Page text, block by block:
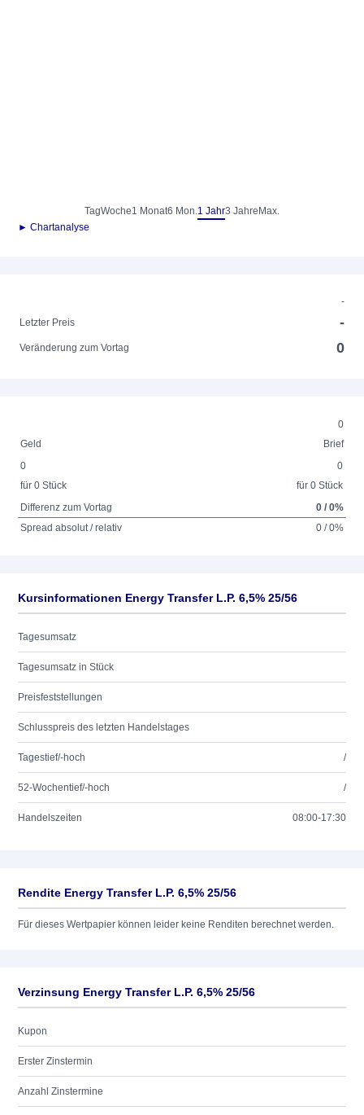
TagWoche1 Monat6 Mon.1 Jahr3 Jahre Max.
► Chartanalyse
-
Letzter Preis
-
Veränderung zum Vortag 0
0
Geld
Brief
0
für 0 Stück
0
für 0 Stück
Differenz zum Vortag
0 / 0%
Spread absolut / relativ
0 / 0%
Kursinformationen Energy Transfer L.P. 6,5% 25/56
Tagesumsatz
Tagesumsatz in Stück
Preisfeststellungen
Schlusspreis des letzten Handelstages
Tagestief/-hoch /
52-Wochentief/-hoch /
Handelszeiten 08:00-17:30
Rendite Energy Transfer L.P. 6,5% 25/56
Für dieses Wertpapier können leider keine Renditen berechnet werden.
Verzinsung Energy Transfer L.P. 6,5% 25/56
Kupon
Erster Zinstermin
Anzahl Zinstermine